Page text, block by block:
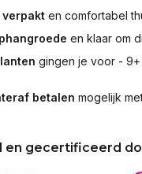
en comfortabel
en klaar om
gingen je voor -
betalen mogelijk
en gecertificeerd